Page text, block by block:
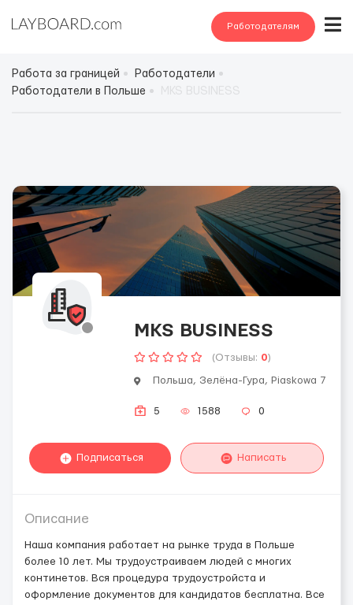
Работодателям
Работа за границей
Работодатели
Работодатели в Польше
MKS BUSINESS
(Отзывы: 0)
Польша, Зелёна-Гура, Piaskowa 7
5 1588 0
Подписаться Написать
Описание
Наша компания работает на рынке труда в Польше
более 10 лет. Мы трудоустраиваем людей с многих
континетов. Вся процедура трудоустройста и
оформление документов для кандидатов бесплатна. Все